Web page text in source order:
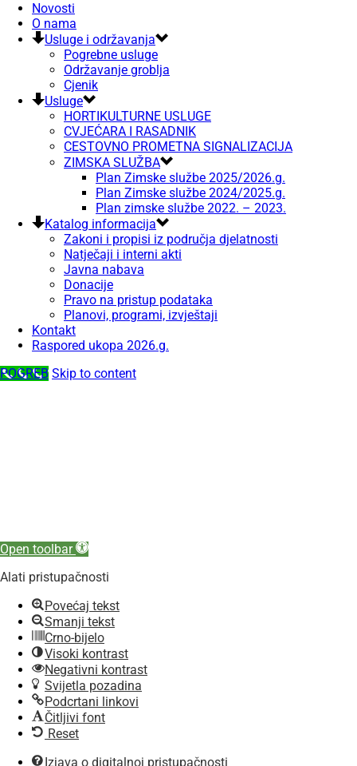
Novosti
O nama
Usluge i održavanja
Pogrebne usluge
Održavanje groblja
Cjenik
Usluge
HORTIKULTURNE USLUGE
CVJEĆARA I RASADNIK
CESTOVNO PROMETNA SIGNALIZACIJA
ZIMSKA SLUŽBA
Plan Zimske službe 2025/2026.g.
Plan Zimske službe 2024/2025.g.
Plan zimske službe 2022. – 2023.
Katalog informacija
Zakoni i propisi iz područja djelatnosti
Natječaji i interni akti
Javna nabava
Donacije
Pravo na pristup podataka
Planovi, programi, izvještaji
Kontakt
Raspored ukopa 2026.g.
POGREB Skip to content
Open toolbar
Alati pristupačnosti
Povećaj tekst
Smanji tekst
Crno-bijelo
Visoki kontrast
Negativni kontrast
Svijetla pozadina
Podcrtani linkovi
Čitljivi font
Reset
Izjava o digitalnoj pristupačnosti